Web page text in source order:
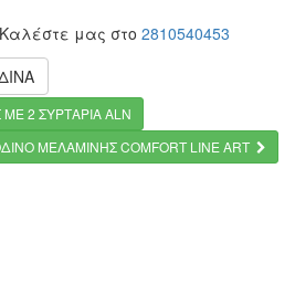
μας στο 2810540453
2 ΣΥΡΤΑΡΙΑ ALN
ΜΕΛΑΜΙΝΗΣ COMFORT LINE ART